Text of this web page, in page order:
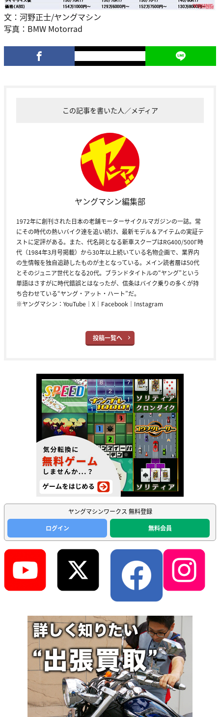
文：河野正士/ヤングマシン
写真：BMW Motorrad
この記事を書いた人／メディア
ヤングマシン編集部
1972年に創刊された日本の老舗モーターサイクルマガジンの一誌。常
にその時代の熱いバイク達を追い続け、最新モデル＆アイテムの実証テ
ストに定評がある。また、代名詞となる新車スクープはRG400/500Γ時
代（1984年3月号掲載）から30年以上続いている名物企画で、業界内
の生情報を独自追跡したものが主となっている。メイン読者層は50代
とそのジュニア世代となる20代。ブランドタイトルの“ヤング”という
単語はさすがに時代錯誤とはなったが、信条はバイク乗りの多くが持
ち合わせている“ヤング・アット・ハート”だ。
※ヤングマシン： YouTube ｜ X ｜ Facebook ｜ Instagram
投稿一覧へ
ヤングマシンワークス 無料登録
ログイン
無料会員